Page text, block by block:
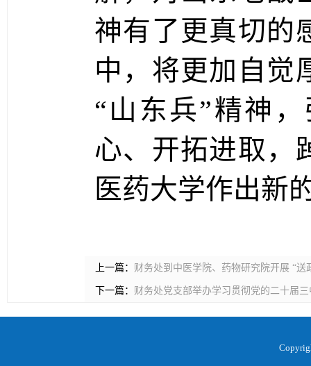
神有了更真切的
中，将更加自觉
“山东兵”精神
心、开拓进取，
医药大学作出新
上一篇： 财务处到中医学院、药物研究院开展 “送
下一篇： 财务处党支部举办学习贯彻党的二十届